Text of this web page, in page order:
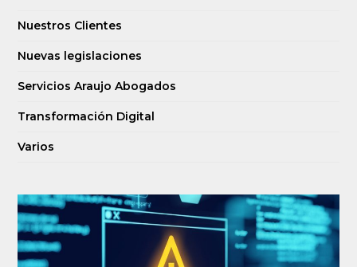
Nuestros Clientes
Nuevas legislaciones
Servicios Araujo Abogados
Transformación Digital
Varios